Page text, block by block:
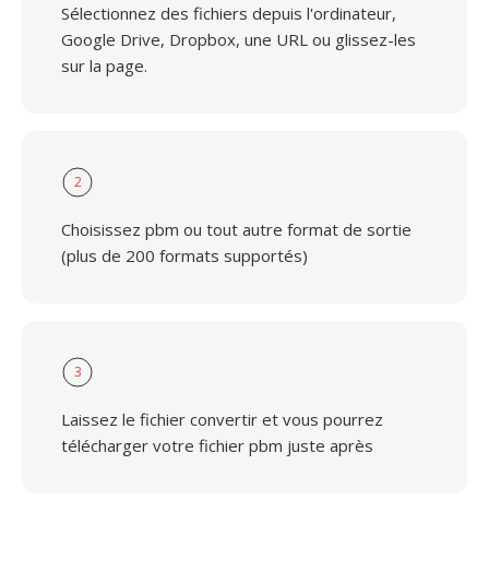
Sélectionnez des fichiers depuis l'ordinateur,
Google Drive, Dropbox, une URL ou glissez-les
sur la page.
2
Choisissez pbm ou tout autre format de sortie
(plus de 200 formats supportés)
3
Laissez le fichier convertir et vous pourrez
télécharger votre fichier pbm juste après